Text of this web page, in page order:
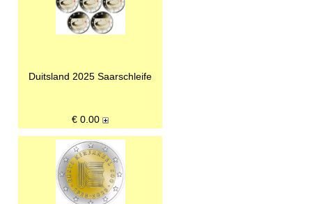
Duitsland 2025 Saarschleife
€ 0.00